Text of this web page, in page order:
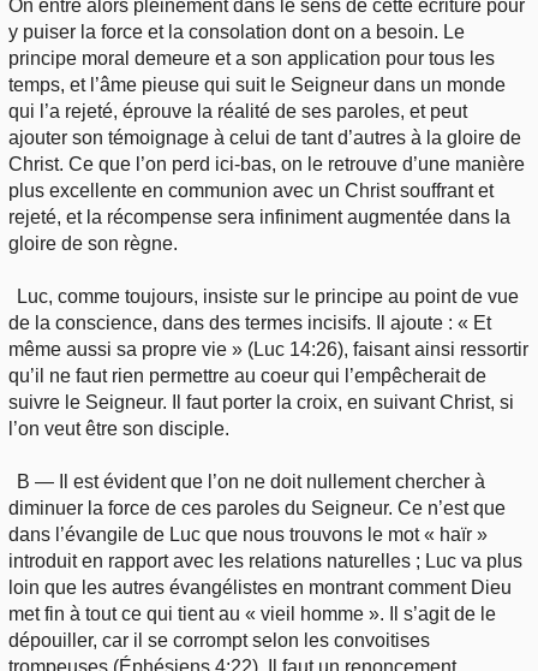
On entre alors pleinement dans le sens de cette écriture pour
y puiser la force et la consolation dont on a besoin. Le
principe moral demeure et a son application pour tous les
temps, et l’âme pieuse qui suit le Seigneur dans un monde
qui l’a rejeté, éprouve la réalité de ses paroles, et peut
ajouter son témoignage à celui de tant d’autres à la gloire de
Christ. Ce que l’on perd ici-bas, on le retrouve d’une manière
plus excellente en communion avec un Christ souffrant et
rejeté, et la récompense sera infiniment augmentée dans la
gloire de son règne.
Luc, comme toujours, insiste sur le principe au point de vue
de la conscience, dans des termes incisifs. Il ajoute : « Et
même aussi sa propre vie » (Luc 14:26), faisant ainsi ressortir
qu’il ne faut rien permettre au coeur qui l’empêcherait de
suivre le Seigneur. Il faut porter la croix, en suivant Christ, si
l’on veut être son disciple.
B — Il est évident que l’on ne doit nullement chercher à
diminuer la force de ces paroles du Seigneur. Ce n’est que
dans l’évangile de Luc que nous trouvons le mot « haïr »
introduit en rapport avec les relations naturelles ; Luc va plus
loin que les autres évangélistes en montrant comment Dieu
met fin à tout ce qui tient au « vieil homme ». Il s’agit de le
dépouiller, car il se corrompt selon les convoitises
trompeuses (Éphésiens 4:22). Il faut un renoncement